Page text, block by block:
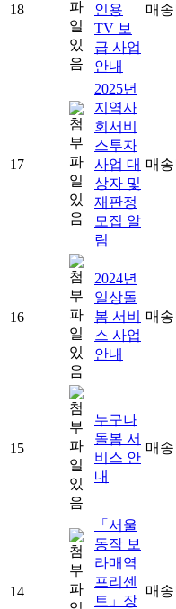
18
인용
TV 보
급 사업
안내
매송
17
2025년
지역사
회서비
스투자
사업 대
상자 및
재판정
모집 알
림
매송
16
2024년
일상돌
봄 서비
스 사업
안내
매송
15
누구나
돌봄 서
비스 안
내
매송
14
「서울
동작 보
라매역
프리센
트」장
매송